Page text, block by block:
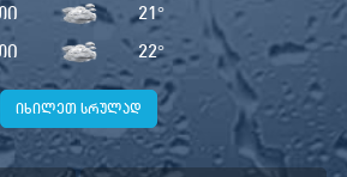
21°
22°
იხილეთ სრულად